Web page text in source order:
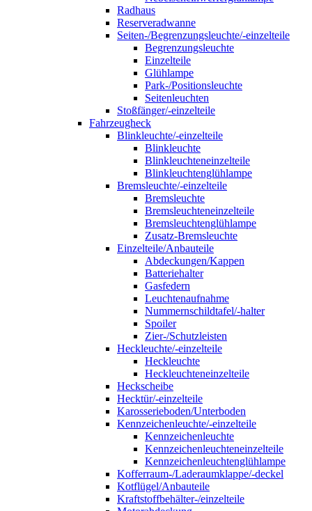
Radhaus
Reserveradwanne
Seiten-/Begrenzungsleuchte/-einzelteile
Begrenzungsleuchte
Einzelteile
Glühlampe
Park-/Positionsleuchte
Seitenleuchten
Stoßfänger/-einzelteile
Fahrzeugheck
Blinkleuchte/-einzelteile
Blinkleuchte
Blinkleuchteneinzelteile
Blinkleuchtenglühlampe
Bremsleuchte/-einzelteile
Bremsleuchte
Bremsleuchteneinzelteile
Bremsleuchtenglühlampe
Zusatz-Bremsleuchte
Einzelteile/Anbauteile
Abdeckungen/Kappen
Batteriehalter
Gasfedern
Leuchtenaufnahme
Nummernschildtafel/-halter
Spoiler
Zier-/Schutzleisten
Heckleuchte/-einzelteile
Heckleuchte
Heckleuchteneinzelteile
Heckscheibe
Hecktür/-einzelteile
Karosserieboden/Unterboden
Kennzeichenleuchte/-einzelteile
Kennzeichenleuchte
Kennzeichenleuchteneinzelteile
Kennzeichenleuchtenglühlampe
Kofferraum-/Laderaumklappe/-deckel
Kotflügel/Anbauteile
Kraftstoffbehälter-/einzelteile